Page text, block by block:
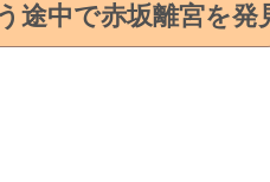
途中で赤坂離宮を発